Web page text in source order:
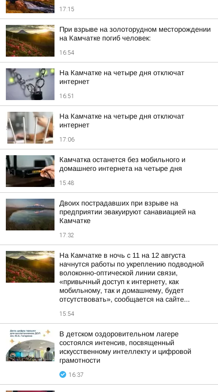
17:15
При взрыве на золоторудном месторождении
на Камчатке погиб человек:
16:54
На Камчатке на четыре дня отключат
интернет
16:51
На Камчатке на четыре дня отключат
интернет
17:06
Камчатка останется без мобильного и
домашнего интернета на четыре дня
15:48
Двоих пострадавших при взрыве на
предприятии эвакуируют санавиацией на
Камчатке
17:32
На Камчатке в ночь с 11 на 12 августа
начнутся работы по укреплению подводной
волоконно-оптической линии связи,
«привычный доступ к интернету, как
мобильному, так и домашнему, будет
отсутствовать», сообщается на сайте...
15:54
В детском оздоровительном лагере
состоялся интенсив, посвященный
искусственному интеллекту и цифровой
грамотности
16:37